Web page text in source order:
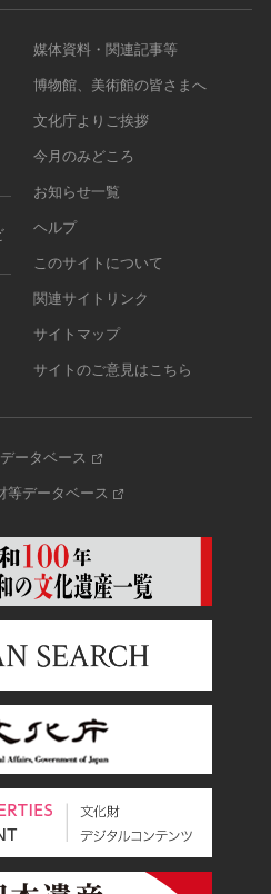
媒体資料・関連記事等
博物館、美術館の皆さまへ
文化庁よりご挨拶
今月のみどころ
お知らせ一覧
ヘルプ
このサイトについて
関連サイトリンク
サイトマップ
サイトのご意見はこちら
ータベース
等データベース